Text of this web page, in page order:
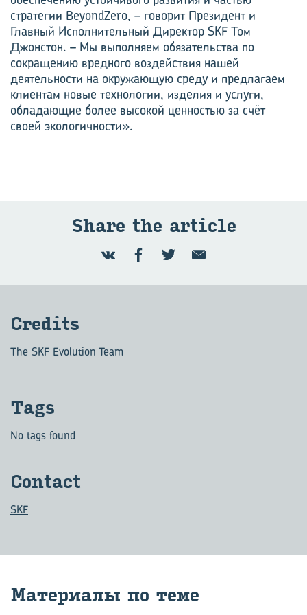
стратегии BeyondZero, – говорит Президент и
Главный Исполнительный Директор SKF Том
Джонстон. – Мы выполняем обязательства по
сокращению вредного воздействия нашей
деятельности на окружающую среду и предлагаем
клиентам новые технологии, изделия и услуги,
обладающие более высокой ценностью за счёт
своей экологичности».
Share the article
Credits
The SKF Evolution Team
Tags
No tags found
Contact
SKF
Ма­те­ри­а­лы по теме